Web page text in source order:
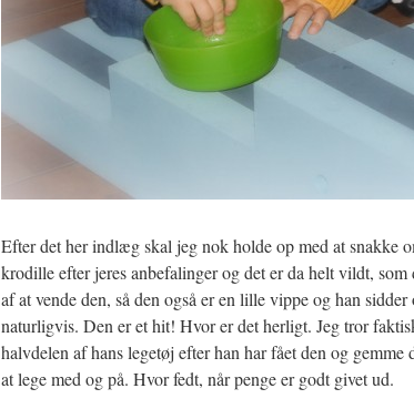
Efter det her indlæg skal jeg nok holde op med at snakke
krodille efter jeres anbefalinger og det er da helt vildt,
af at vende den, så den også er en lille vippe og han
naturligvis. Den er et hit! Hvor er det herligt. Jeg tror
halvdelen af hans legetøj efter han har fået den og
at lege med og på. Hvor fedt, når penge er godt givet ud.